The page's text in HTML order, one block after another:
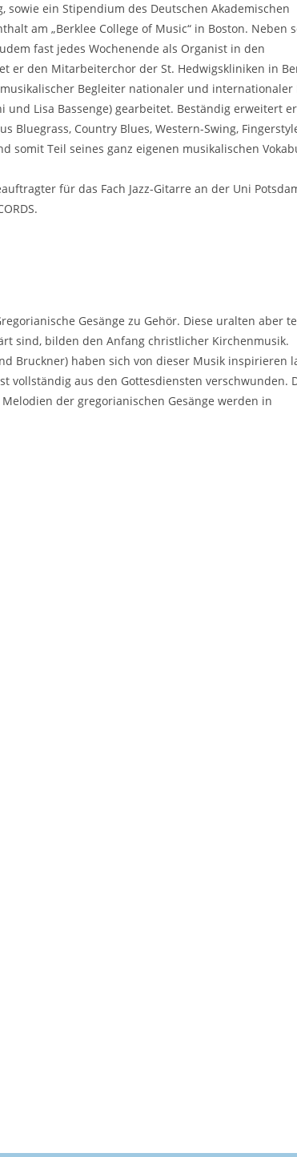
ein Stipendium des Deutschen Akademischen
am „Berklee College of Music“ in Boston. Neben
fast jedes Wochenende als Organist in den
er den Mitarbeiterchor der St. Hedwigskliniken in
Begleiter nationaler und internationaler
Lisa Bassenge) gearbeitet. Beständig erweitert
Bluegrass, Country Blues, Western-Swing,
somit Teil seines ganz eigenen musikalischen
für das Fach Jazz-Gitarre an der Uni
Gesänge zu Gehör. Diese uralten aber
sind, bilden den Anfang christlicher Kirchenmusik.
Bruckner) haben sich von dieser Musik inspirieren
vollständig aus den Gottesdiensten verschwunden.
der gregorianischen Gesänge werden in